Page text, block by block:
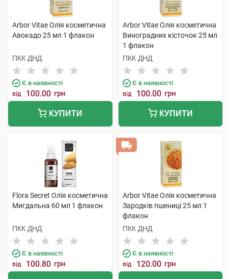
Arbor Vitae Олія косметична
Авокадо 25 мл 1 флакон
ПКК ДНД
Є в наявності
від 100.00 грн
КУПИТИ
Arbor Vitae Олія косметична
Виноградних кісточок 25 мл
1 флакон
ПКК ДНД
Є в наявності
від 100.00 грн
КУПИТИ
Flora Secret Олія косметична
Мигдальна 60 мл 1 флакон
ПКК ДНД
Є в наявності
від 100.80 грн
Arbor Vitae Олія косметична
Зародків пшениці 25 мл 1
флакон
ПКК ДНД
Є в наявності
від 120.00 грн